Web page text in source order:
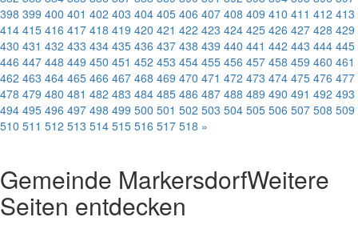
398 399 400 401 402 403 404 405 406 407 408 409 410 411 412 413
414 415 416 417 418 419 420 421 422 423 424 425 426 427 428 429
430 431 432 433 434 435 436 437 438 439 440 441 442 443 444 445
446 447 448 449 450 451 452 453 454 455 456 457 458 459 460 461
462 463 464 465 466 467 468 469 470 471 472 473 474 475 476 477
478 479 480 481 482 483 484 485 486 487 488 489 490 491 492 493
494 495 496 497 498 499 500 501 502 503 504 505 506 507 508 509
510 511 512 513 514 515 516 517 518 »
Gemeinde MarkersdorfWeitere
Seiten entdecken